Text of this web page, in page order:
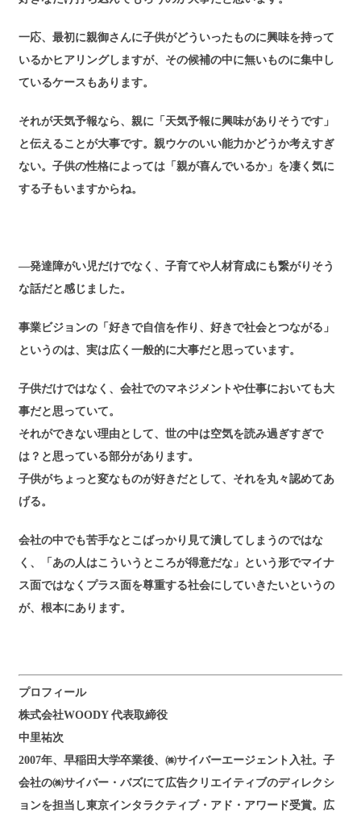
一応、最初に親御さんに子供がどういったものに興味を持って
いるかヒアリングしますが、その候補の中に無いものに集中し
ているケースもあります。
それが天気予報なら、親に「天気予報に興味がありそうです」
と伝えることが大事です。親ウケのいい能力かどうか考えすぎ
ない。子供の性格によっては「親が喜んでいるか」を凄く気に
する子もいますからね。
―発達障がい児だけでなく、子育てや人材育成にも繋がりそう
な話だと感じました。
事業ビジョンの「好きで自信を作り、好きで社会とつながる」
というのは、実は広く一般的に大事だと思っています。
子供だけではなく、会社でのマネジメントや仕事においても大
事だと思っていて。
それができない理由として、世の中は空気を読み過ぎすぎで
は？と思っている部分があります。
子供がちょっと変なものが好きだとして、それを丸々認めてあ
げる。
会社の中でも苦手なとこばっかり見て潰してしまうのではな
く、「あの人はこういうところが得意だな」という形でマイナ
ス面ではなくプラス面を尊重する社会にしていきたいというの
が、根本にあります。
プロフィール
株式会社WOODY 代表取締役
中里祐次
2007年、早稲田大学卒業後、㈱サイバーエージェント入社。子
会社の㈱サイバー・バズにて広告クリエイティブのディレクシ
ョンを担当し東京インタラクティブ・アド・アワード受賞。広